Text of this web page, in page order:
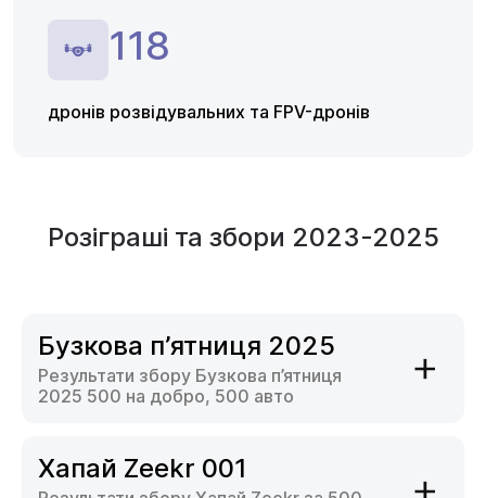
118
дронів розвідувальних та FPV-дронів
Розіграші та збори 2023-2025
Бузкова п’ятниця 2025
Результати збору Бузкова п’ятниця
2025 500 на добро, 500 авто
Хапай Zeekr 001